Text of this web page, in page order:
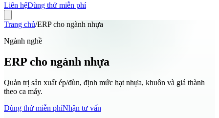
Liên hệDùng thử miễn phí
Trang chủ/ERP cho ngành nhựa
Ngành nghề
ERP cho ngành nhựa
Quản trị sản xuất ép/đùn, định mức hạt nhựa, khuôn và giá thành
theo ca máy.
Dùng thử miễn phíNhận tư vấn